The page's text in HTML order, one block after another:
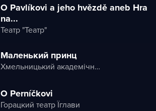
O Pavlíkovi a jeho hvězdě aneb Hra
na...
Театр "Театр"
Маленький принц
Хмельницький академічний обласний театр ляльок «Дивень»
O Perníčkovi
Горацкий театр Їглави